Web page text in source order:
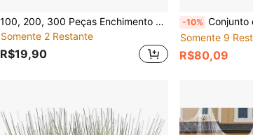
100, 200, 300 Peças Enchimento de Caixa de Presente do Dia dos Namorados, Papel Picado, Mini Bolinhas de Espuma em Forma de Coração, Enchimento de Cesta de Presente, Material de Algodão Pérola para Cama, Para Decoração de Embalagem Artesanal DIY, Suprimentos para Festa e Casamento, Decoração de Embrulho de Presente de Aniversário, Rosa e Branco
Somente 2 Restante
R$19,90
-10% Conjunto de 3/4 Pequenos Vasos de Vidro, Vasos Pequenos em Quantidade, Mini
Somente 9
R$80,09